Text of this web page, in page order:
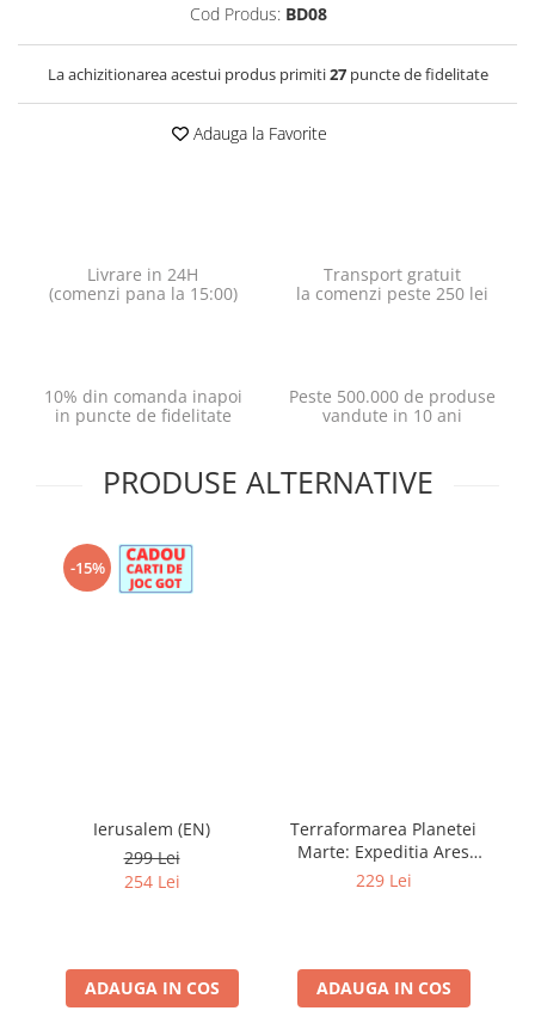
Cod Produs: BD08
La achizitionarea acestui produs primiti27puncte de fidelitate
Adauga la Favorite
Livrare in 24H
(comenzi pana la 15:00)
Transport gratuit
la comenzi peste 250 lei
10% din comanda inapoi
in puncte de fidelitate
Peste 500.000 de produse
vandute in 10 ani
PRODUSE ALTERNATIVE
-15%
Ierusalem (EN)
299 Lei
254 Lei
ADAUGA IN COS
Terraformarea Planetei
Marte: Expeditia Ares
(RO)
229 Lei
ADAUGA IN COS